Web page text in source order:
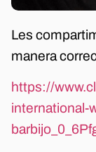
Les
manera
https://
international-